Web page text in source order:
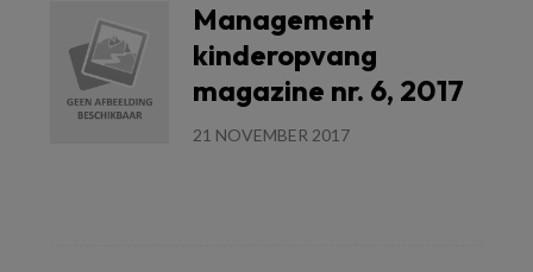
Management
kinderopvang
magazine nr. 6, 2017
21 NOVEMBER 2017